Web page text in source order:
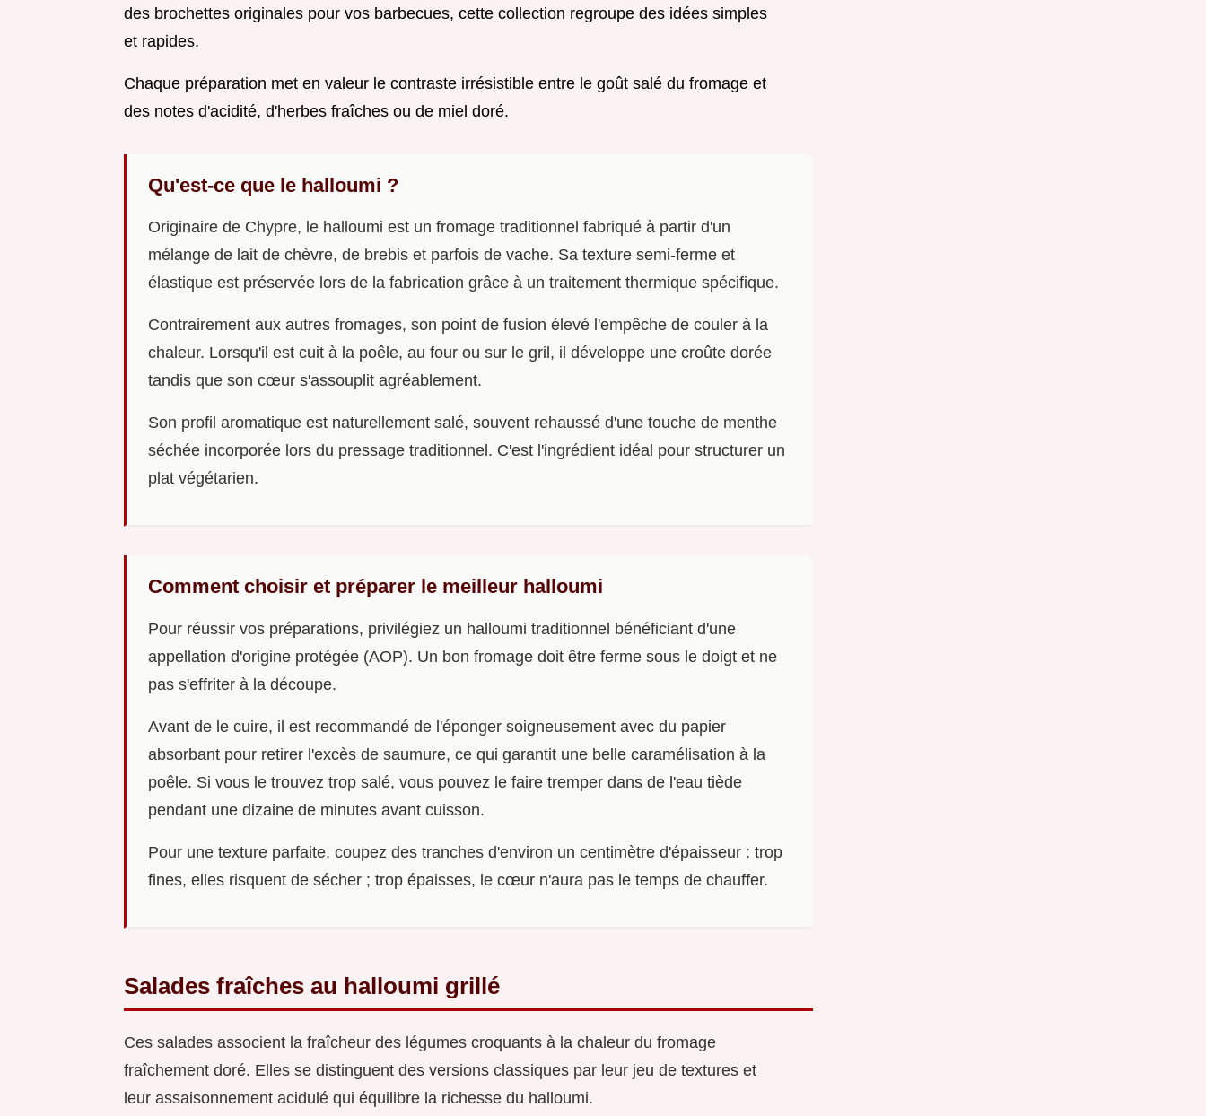
des brochettes originales pour vos barbecues, cette collection regroupe des idées simples
et rapides.
Chaque préparation met en valeur le contraste irrésistible entre le goût salé du fromage et
des notes d'acidité, d'herbes fraîches ou de miel doré.
Qu'est-ce que le halloumi ?
Originaire de Chypre, le halloumi est un fromage traditionnel fabriqué à partir d'un
mélange de lait de chèvre, de brebis et parfois de vache. Sa texture semi-ferme et
élastique est préservée lors de la fabrication grâce à un traitement thermique spécifique.
Contrairement aux autres fromages, son point de fusion élevé l'empêche de couler à la
chaleur. Lorsqu'il est cuit à la poêle, au four ou sur le gril, il développe une croûte dorée
tandis que son cœur s'assouplit agréablement.
Son profil aromatique est naturellement salé, souvent rehaussé d'une touche de menthe
séchée incorporée lors du pressage traditionnel. C'est l'ingrédient idéal pour structurer un
plat végétarien.
Comment choisir et préparer le meilleur halloumi
Pour réussir vos préparations, privilégiez un halloumi traditionnel bénéficiant d'une
appellation d'origine protégée (AOP). Un bon fromage doit être ferme sous le doigt et ne
pas s'effriter à la découpe.
Avant de le cuire, il est recommandé de l'éponger soigneusement avec du papier
absorbant pour retirer l'excès de saumure, ce qui garantit une belle caramélisation à la
poêle. Si vous le trouvez trop salé, vous pouvez le faire tremper dans de l'eau tiède
pendant une dizaine de minutes avant cuisson.
Pour une texture parfaite, coupez des tranches d'environ un centimètre d'épaisseur : trop
fines, elles risquent de sécher ; trop épaisses, le cœur n'aura pas le temps de chauffer.
Salades fraîches au halloumi grillé
Ces salades associent la fraîcheur des légumes croquants à la chaleur du fromage
fraîchement doré. Elles se distinguent des versions classiques par leur jeu de textures et
leur assaisonnement acidulé qui équilibre la richesse du halloumi.